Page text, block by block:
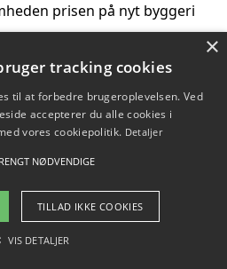
prisen på nyt byggeri
hjemmeside uden binding
2026 - Pilanto Aps
Blog Betingelser
×
tracking cookies
til at forbedre brugeroplevelsen. Ved
accepterer du alle cookies i
vores cookiepolitik. Detaljer
NØDVENDIGE
TILLAD IKKE COOKIES
VIS DETALJER